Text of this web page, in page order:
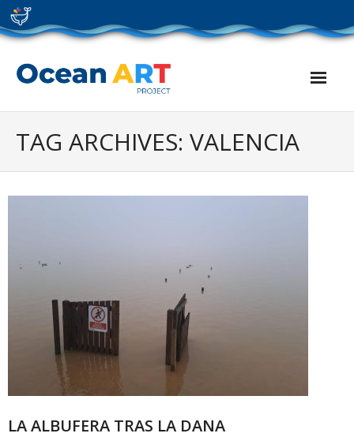
Skip
to
content
TAG ARCHIVES: VALENCIA
LA ALBUFERA TRAS LA DANA